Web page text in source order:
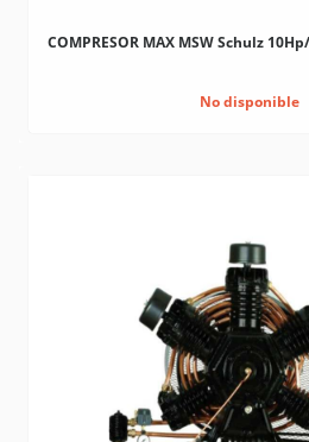
COMPRESOR MAX MSW Schulz
No disponible